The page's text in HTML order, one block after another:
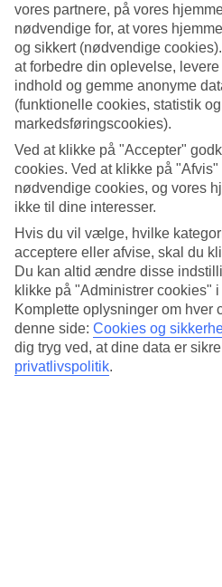
7/20
8/20
9/20
10/20
vores partnere, på vores
nødvendige for, at vores
og sikkert (nødvendige
at forbedre din oplevelse,
indhold og gemme anonyme
(funktionelle cookies, statistik
markedsføringscookies).
Ved at klikke på "Accepter"
cookies. Ved at klikke på
nødvendige cookies, og vores
ikke til dine interesser.
Hvis du vil vælge, hvilke
acceptere eller afvise, skal du
Du kan altid ændre disse
klikke på "Administrer cookies"
Komplette oplysninger om hver
denne side: Cookies og
dig tryg ved, at dine data er
privatlivspolitik.